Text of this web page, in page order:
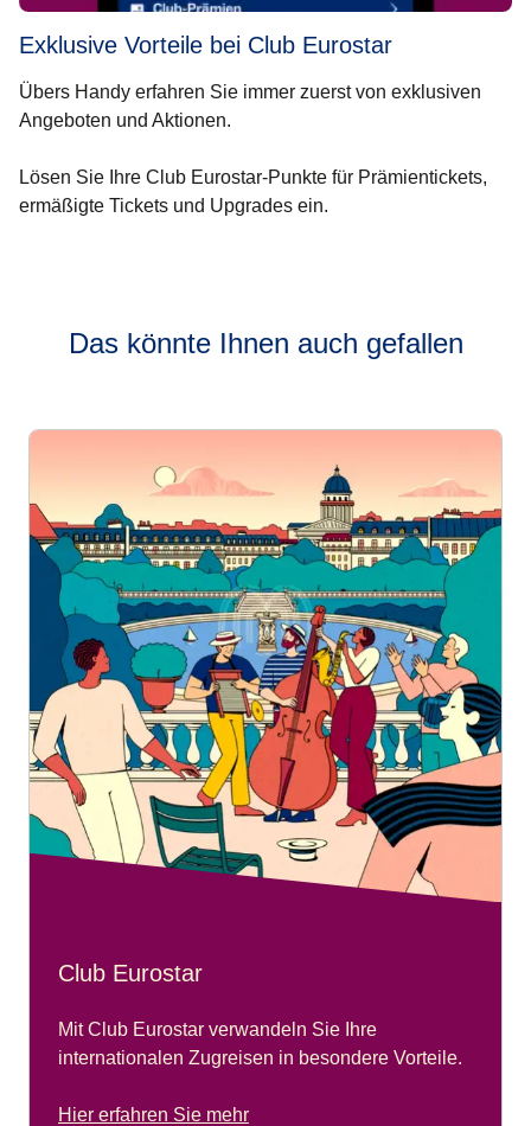
Exklusive Vorteile bei Club Eurostar
Übers Handy erfahren Sie immer zuerst von exklusiven
Angeboten und Aktionen.
Lösen Sie Ihre Club Eurostar-Punkte für Prämientickets,
ermäßigte Tickets und Upgrades ein.
Das könnte Ihnen auch gefallen
Club Eurostar
Mit Club Eurostar verwandeln Sie Ihre
internationalen Zugreisen in besondere Vorteile.
Hier erfahren Sie mehr